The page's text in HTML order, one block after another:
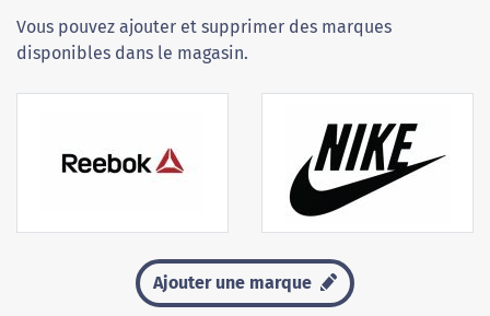
Vous pouvez ajouter et supprimer des marques
disponibles dans le magasin.
Ajouter une marque